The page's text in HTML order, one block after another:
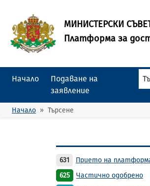
МИНИСТЕРСКИ
Платформа за
Начало
Подаване на
заявление
Начало Търсене
631 Прието на
625
Частично одобрено